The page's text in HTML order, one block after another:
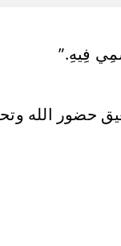
فِيهِ.”
حضور الله